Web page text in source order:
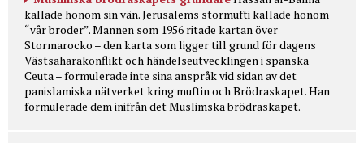
kallade honom sin vän. Jerusalems stormufti kallade honom
“vår broder”. Mannen som 1956 ritade kartan över
Stormarocko – den karta som ligger till grund för dagens
Västsaharakonflikt och händelseutvecklingen i spanska
Ceuta – formulerade inte sina anspråk vid sidan av det
panislamiska nätverket kring muftin och Brödraskapet. Han
formulerade dem inifrån det Muslimska brödraskapet.